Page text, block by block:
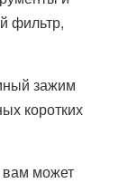
фильтр,
зажим
коротких
вам может